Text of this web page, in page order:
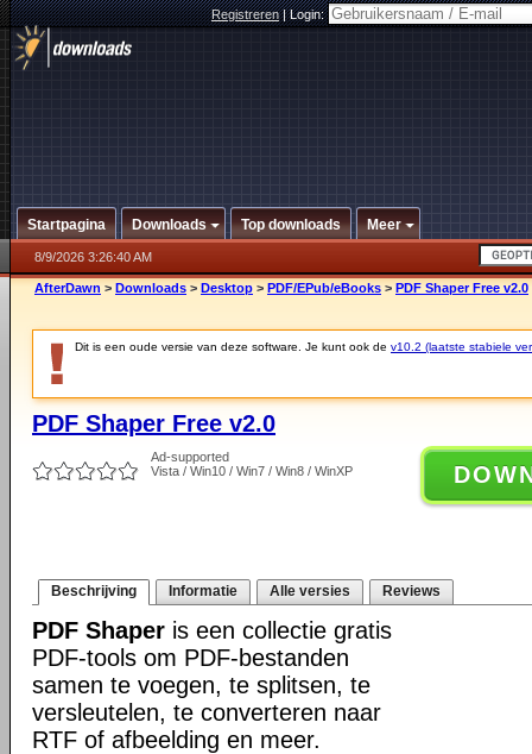
Registreren|Login:
Startpagina Downloads Top downloads Meer
8/9/2026 3:26:40 AM
AfterDawn > Downloads > Desktop > PDF/EPub/eBooks > PDF Shaper Free v2.0
Dit is een oude versie van deze software. Je kunt ook de v10.2 (laatste stabiele
PDF Shaper Free v2.0
Ad-supported
Vista / Win10 / Win7 / Win8 / WinXP
Beschrijving Informatie Alle versies Reviews
PDF Shaper is een collectie gratis
PDF-tools om PDF-bestanden
samen te voegen, te splitsen, te
versleutelen, te converteren naar
RTF of afbeelding en meer.